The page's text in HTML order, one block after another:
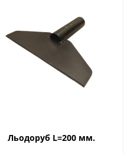
Льодоруб L=200 мм.